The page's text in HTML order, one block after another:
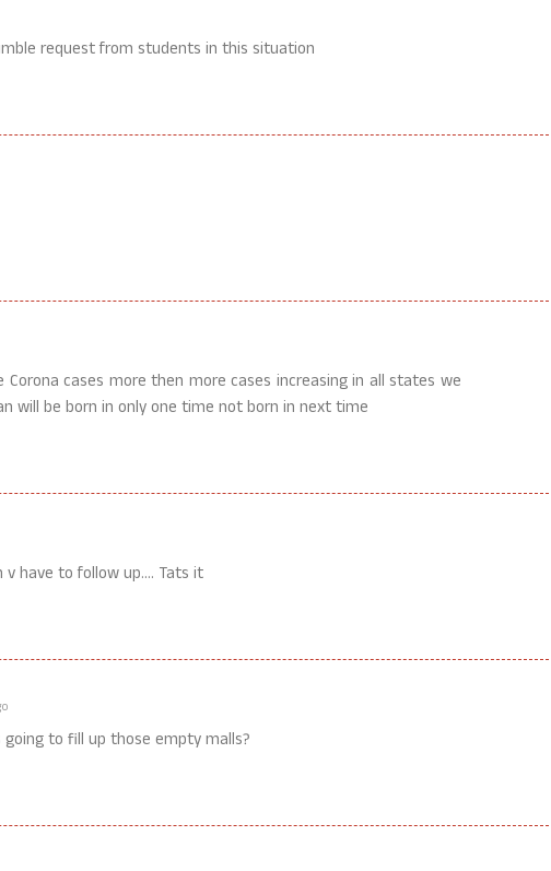
request from students in this situation
Corona cases more then more cases increasing in all states we
will be born in only one time not born in next time
have to follow up…. Tats it
going to fill up those empty malls?